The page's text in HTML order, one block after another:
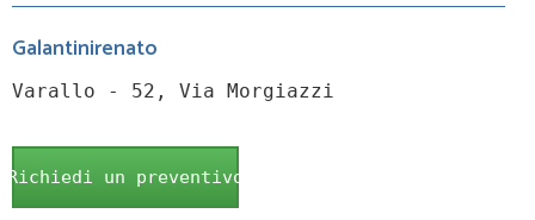
Galantinirenato
Varallo - 52, Via Morgiazzi
Richiedi un preventivo